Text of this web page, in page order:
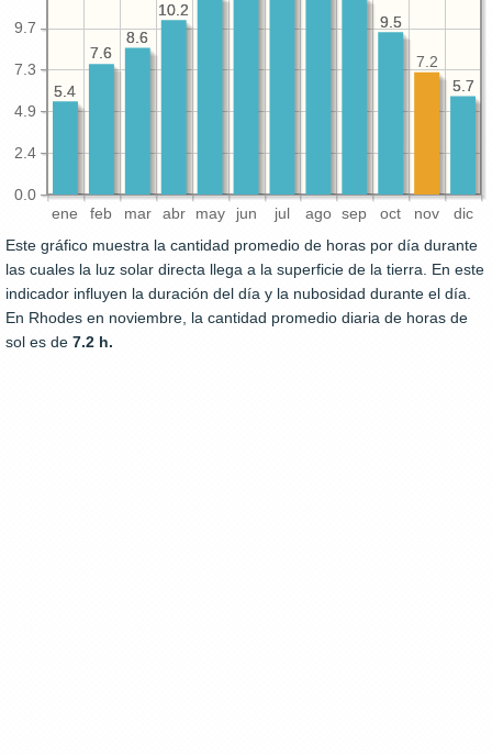
ene feb mar abr may jun jul ago sep oct nov dic
0.0
2.4
4.9
7.3
9.7
5.7
9.5
10.2
8.6
7.6
5.4 5.7
7.2
9.5
10.2
8.6
7.6
5.4
Este gráfico muestra la cantidad promedio de horas por día durante
las cuales la luz solar directa llega a la superficie de la tierra. En este
indicador influyen la duración del día y la nubosidad durante el día.
En Rhodes en noviembre, la cantidad promedio diaria de horas de
sol es de 7.2 h.